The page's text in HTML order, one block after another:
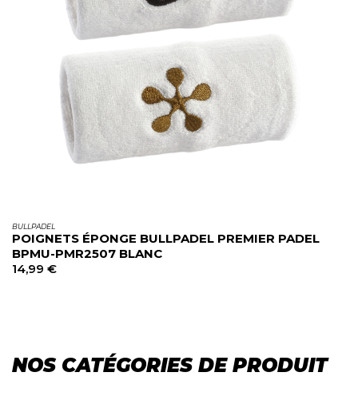
BULLPADEL
POIGNETS ÉPONGE BULLPADEL PREMIER PADEL
BPMU-PMR2507 BLANC
14,99 €
NOS CATÉGORIES DE PRODUIT